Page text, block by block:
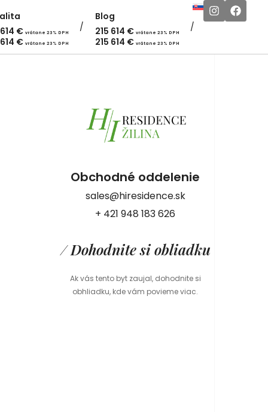
€ vrátane 23% DPH
€ vrátane 23% DPH
Blog
215 614 € vrátane 23% DPH
215 614 € vrátane 23% DPH
Obchodné oddelenie
sales@hiresidence.sk
+ 421 948 183 626
/ Dohodnite si obliadku
Ak vás tento byt zaujal, dohodnite si
obhliadku, kde vám povieme viac.